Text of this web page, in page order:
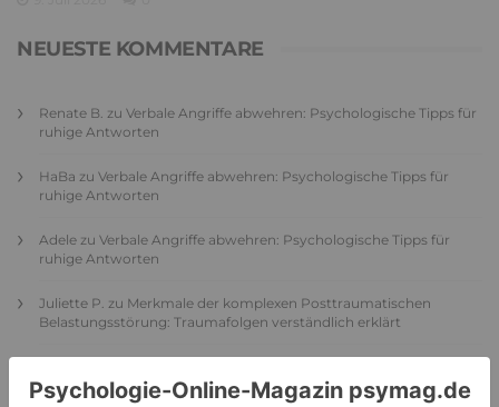
NEUESTE KOMMENTARE
Renate B. zu Verbale Angriffe abwehren: Psychologische Tipps für
ruhige Antworten
HaBa zu Verbale Angriffe abwehren: Psychologische Tipps für
ruhige Antworten
Adele zu Verbale Angriffe abwehren: Psychologische Tipps für
ruhige Antworten
Juliette P. zu Merkmale der komplexen Posttraumatischen
Belastungsstörung: Traumafolgen verständlich erklärt
vermutlich aus – Narzisstisch geprägte Kindheit (1)